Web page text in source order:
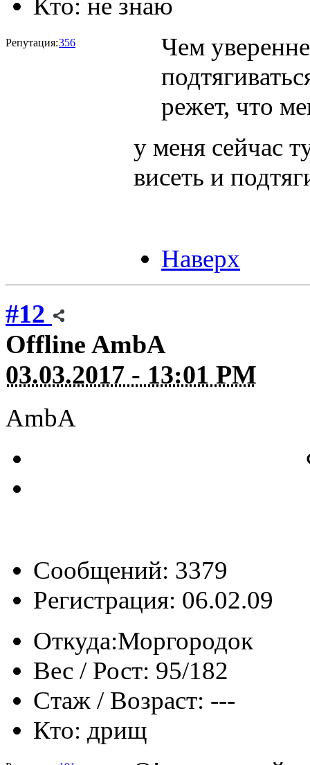
Репутация:356
Чем
режет, что
у меня сейчас
висеть и
Наверх
#12
Offline AmbA
03.03.2017 - 13:01 PM
AmbA
Сообщений: 3379
Регистрация: 06.02.09
Откуда:Моргородок
Вес / Рост: 95/182
Стаж / Возраст: ---
Кто: дрищ